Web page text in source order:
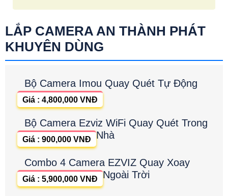
LẮP CAMERA AN THÀNH PHÁT
KHUYÊN DÙNG
Bộ Camera Imou Quay Quét Tự Động
Giá : 4,800,000 VNĐ
Bộ Camera Ezviz WiFi Quay Quét Trong
Nhà
Giá : 900,000 VNĐ
Combo 4 Camera EZVIZ Quay Xoay
Ngoài Trời
Giá : 5,900,000 VNĐ